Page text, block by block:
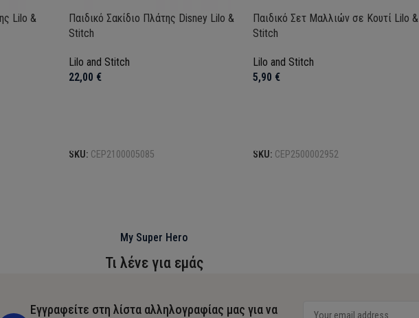
Lilo &
Παιδικό Σακίδιο Πλάτης Disney Lilo &
Stitch
Lilo and Stitch
22,00 €
SKU: CEP2100005085
Παιδικό Σετ Μαλλιών σε Κουτί Lilo &
Stitch
Lilo and Stitch
5,90 €
SKU: CEP2500002952
My Super Hero
Τι λένε για εμάς
Εγγραφείτε στη λίστα αλληλογραφίας μας για να